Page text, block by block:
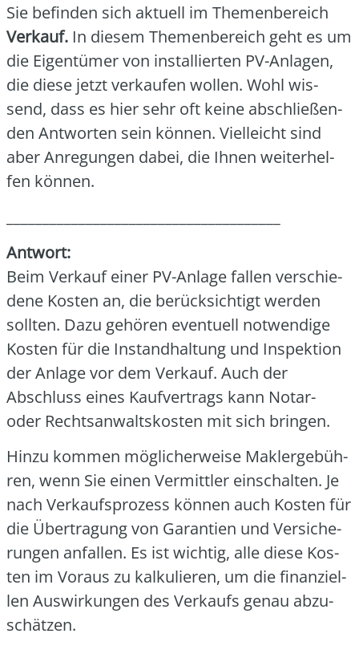
Sie befin­den sich aktu­ell im The­men­be­reich
Ver­kauf. In die­sem The­men­be­reich geht es um
die Eigen­tü­mer von instal­lier­ten PV-Anla­gen,
die die­se jetzt ver­kau­fen wol­len. Wohl wis­
send, dass es hier sehr oft kei­ne abschlie­ßen­
den Ant­wor­ten sein kön­nen. Viel­leicht sind
aber Anre­gun­gen dabei, die Ihnen wei­ter­hel­
fen kön­nen.
Ant­wort:
Beim Ver­kauf einer PV-Anla­ge fal­len ver­schie­
de­ne Kos­ten an, die berück­sich­tigt wer­den
soll­ten. Dazu gehö­ren even­tu­ell not­wen­di­ge
Kos­ten für die Instand­hal­tung und Inspek­ti­on
der Anla­ge vor dem Ver­kauf. Auch der
Abschluss eines Kauf­ver­trags kann Notar-
oder Rechts­an­walts­kos­ten mit sich brin­gen.
Hin­zu kom­men mög­li­cher­wei­se Mak­ler­ge­büh­
ren, wenn Sie einen Ver­mitt­ler ein­schal­ten. Je
nach Ver­kaufs­pro­zess kön­nen auch Kos­ten für
die Über­tra­gung von Garan­tien und Ver­si­che­
run­gen anfal­len. Es ist wich­tig, alle die­se Kos­
ten im Vor­aus zu kal­ku­lie­ren, um die finan­zi­el­
len Aus­wir­kun­gen des Ver­kaufs genau abzu­
schät­zen.